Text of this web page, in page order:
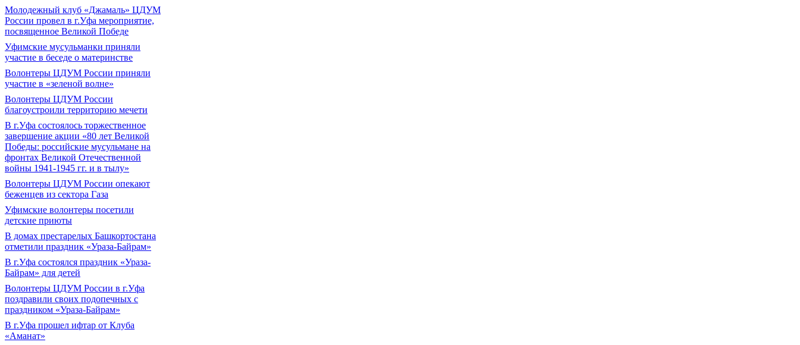
Молодежный клуб «Джамаль» ЦДУМ
России провел в г.Уфа мероприятие,
посвященное Великой Победе
Уфимские мусульманки приняли
участие в беседе о материнстве
Волонтеры ЦДУМ России приняли
участие в «зеленой волне»
Волонтеры ЦДУМ России
благоустроили территорию мечети
В г.Уфа состоялось торжественное
завершение акции «80 лет Великой
Победы: российские мусульмане на
фронтах Великой Отечественной
войны 1941-1945 гг. и в тылу»
Волонтеры ЦДУМ России опекают
беженцев из сектора Газа
Уфимские волонтеры посетили
детские приюты
В домах престарелых Башкортостана
отметили праздник «Ураза-Байрам»
В г.Уфа состоялся праздник «Ураза-
Байрам» для детей
Волонтеры ЦДУМ России в г.Уфа
поздравили своих подопечных с
праздником «Ураза-Байрам»
В г.Уфа прошел ифтар от Клуба
«Аманат»